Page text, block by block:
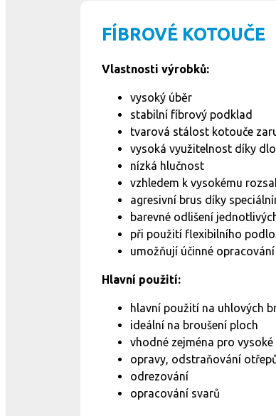
FÍBROVÉ KOTOUČE
Vlastnosti výrobků:
vysoký úběr
stabilní fíbrový podklad
tvarová stálost kotouče
vysoká využitelnost díky
nízká hlučnost
vzhledem k vysokému
agresivní brus díky
barevné odlišení
při použití flexibilního
umožňují účinné
Hlavní použití:
hlavní použití na uhlových
ideální na broušení ploch
vhodné zejména pro
opravy, odstraňování
odrezování
opracování svarů